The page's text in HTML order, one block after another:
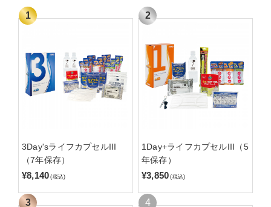
3Day'sライフカプセルIII
（7年保存）
¥8,140 (税込)
1Day+ライフカプセルIII（5
年保存）
¥3,850 (税込)